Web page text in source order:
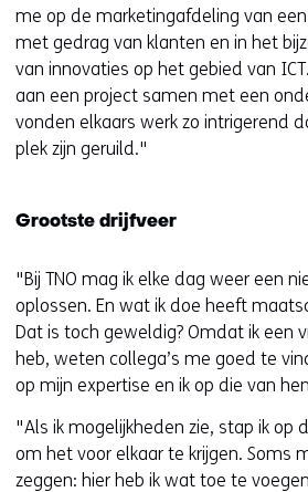
me op de marketingafdeling van
met gedrag van klanten en in het
van innovaties op het gebied van
aan een project samen met een
vonden elkaars werk zo intrigerend
plek zijn geruild."
Grootste drijfveer
"Bij TNO mag ik elke dag weer een
oplossen. En wat ik doe heeft
Dat is toch geweldig? Omdat ik een
heb, weten collega’s me goed te
op mijn expertise en ik op die van
"Als ik mogelijkheden zie, stap ik op
om het voor elkaar te krijgen. Soms
zeggen: hier heb ik wat toe te